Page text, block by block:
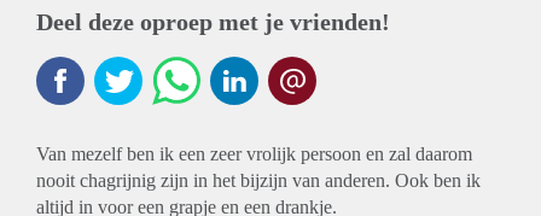
Deel deze oproep met je vrienden!
Van mezelf ben ik een zeer vrolijk persoon en zal daarom
nooit chagrijnig zijn in het bijzijn van anderen. Ook ben ik
altijd in voor een grapje en een drankje.